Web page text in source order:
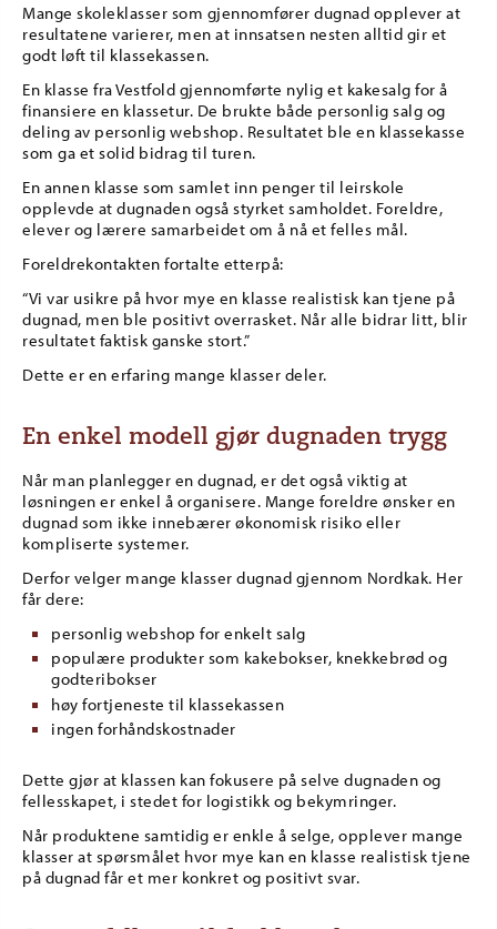
Mange skoleklasser som gjennomfører dugnad opplever at
resultatene varierer, men at innsatsen nesten alltid gir et
godt løft til klassekassen.
En klasse fra Vestfold gjennomførte nylig et kakesalg for å
finansiere en klassetur. De brukte både personlig salg og
deling av personlig webshop. Resultatet ble en klassekasse
som ga et solid bidrag til turen.
En annen klasse som samlet inn penger til leirskole
opplevde at dugnaden også styrket samholdet. Foreldre,
elever og lærere samarbeidet om å nå et felles mål.
Foreldrekontakten fortalte etterpå:
“Vi var usikre på hvor mye en klasse realistisk kan tjene på
dugnad, men ble positivt overrasket. Når alle bidrar litt, blir
resultatet faktisk ganske stort.”
Dette er en erfaring mange klasser deler.
En enkel modell gjør dugnaden trygg
Når man planlegger en dugnad, er det også viktig at
løsningen er enkel å organisere. Mange foreldre ønsker en
dugnad som ikke innebærer økonomisk risiko eller
kompliserte systemer.
Derfor velger mange klasser dugnad gjennom Nordkak. Her
får dere:
personlig webshop for enkelt salg
populære produkter som kakebokser, knekkebrød og
godteribokser
høy fortjeneste til klassekassen
ingen forhåndskostnader
Dette gjør at klassen kan fokusere på selve dugnaden og
fellesskapet, i stedet for logistikk og bekymringer.
Når produktene samtidig er enkle å selge, opplever mange
klasser at spørsmålet hvor mye kan en klasse realistisk tjene
på dugnad får et mer konkret og positivt svar.